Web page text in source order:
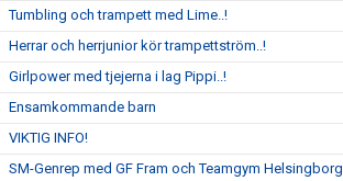
Tumbling och trampett med Lime..!
Herrar och herrjunior kör trampettström..!
Girlpower med tjejerna i lag Pippi..!
Ensamkommande barn
VIKTIG INFO!
SM-Genrep med GF Fram och Teamgym Helsingborg